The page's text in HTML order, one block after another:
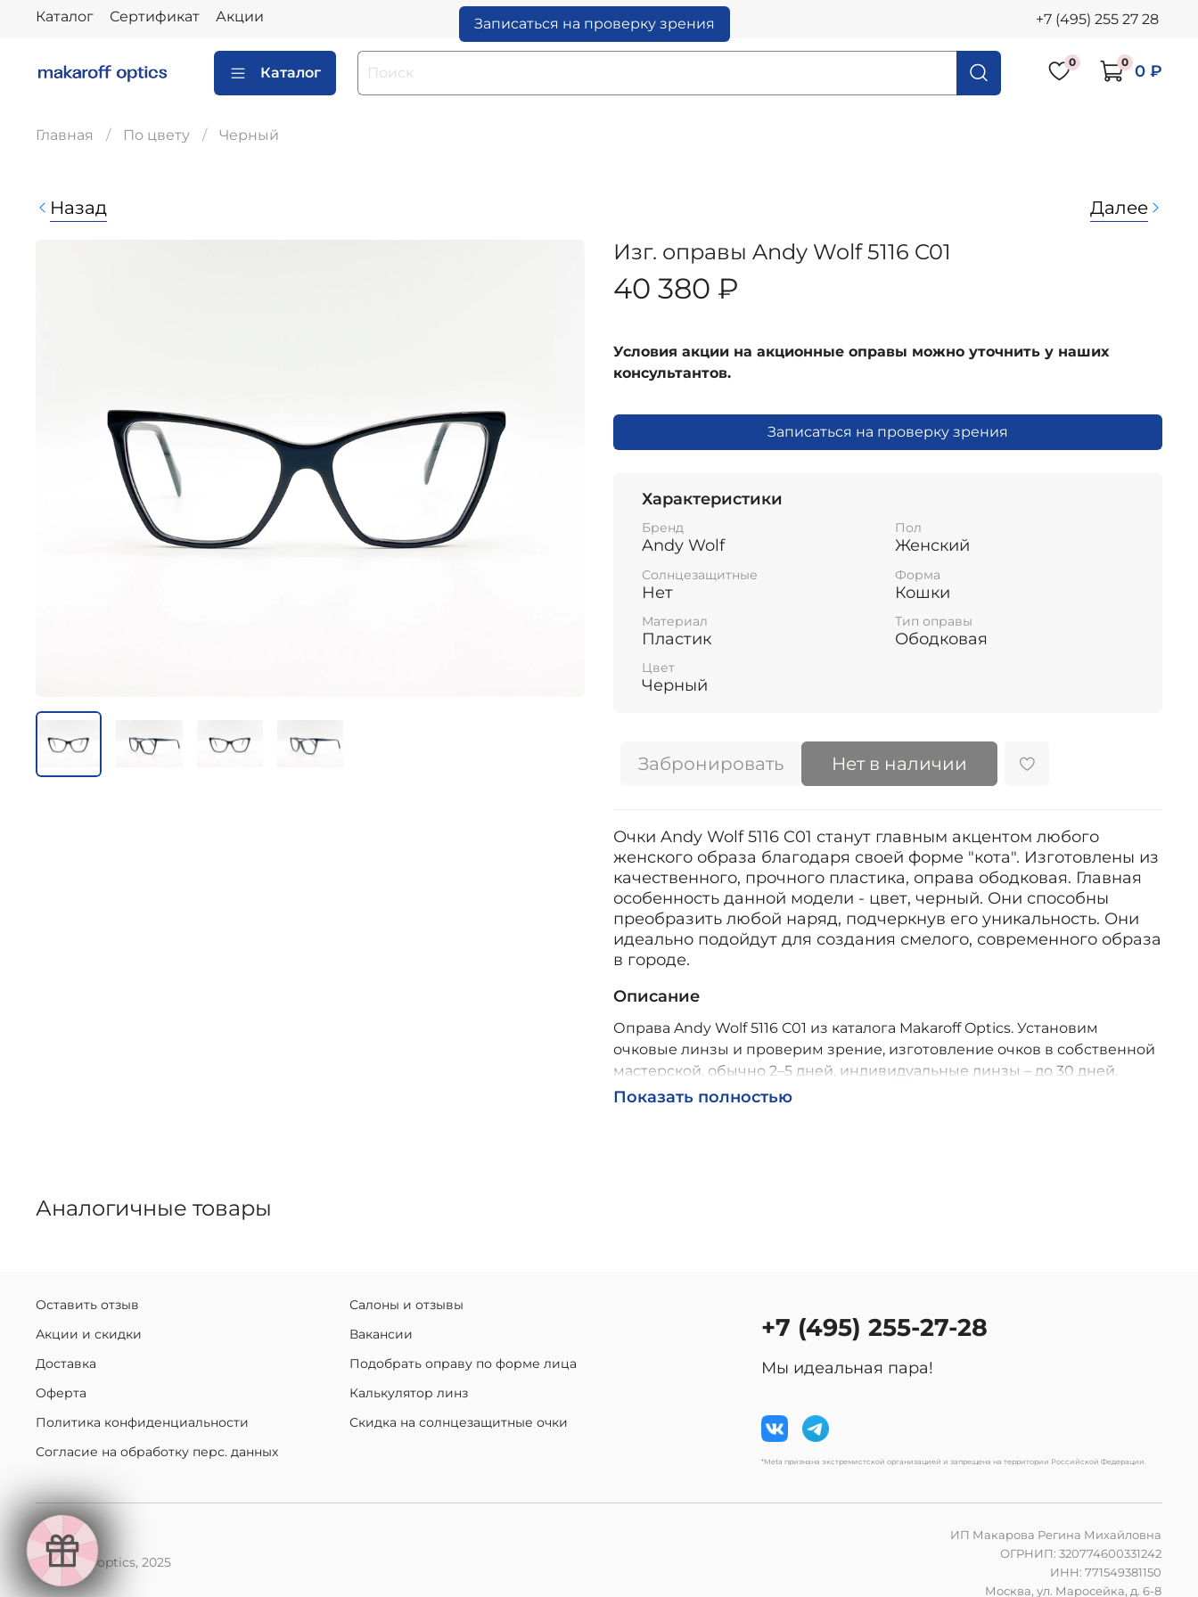
Каталог Сертификат Акции Записаться на проверку зрения +7 (495) 255 27 28
Каталог
0 0 0 ₽
Главная По цвету Черный
Назад Далее
Изг. оправы Andy Wolf 5116 C01
40 380 ₽
Условия акции на акционные оправы можно уточнить у наших
консультантов.
Записаться на проверку зрения
Характеристики
Бренд
Andy Wolf
Пол
Женский
Солнцезащитные
Нет
Форма
Кошки
Материал
Пластик
Тип оправы
Ободковая
Цвет
Черный
Забронировать Нет в наличии
Очки Andy Wolf 5116 C01 станут главным акцентом любого
женского образа благодаря своей форме "кота". Изготовлены из
качественного, прочного пластика, оправа ободковая. Главная
особенность данной модели - цвет, черный. Они способны
преобразить любой наряд, подчеркнув его уникальность. Они
идеально подойдут для создания смелого, современного образа
в городе.
Описание
Оправа Andy Wolf 5116 C01 из каталога Makaroff Optics. Установим
очковые линзы и проверим зрение, изготовление очков в собственной
мастерской, обычно 2–5 дней, индивидуальные линзы – до 30 дней.
Возможна доставка по России.
Показать полностью
Аналогичные товары
Оставить отзыв
Акции и скидки
Доставка
Оферта
Политика конфиденциальности
Согласие на обработку перс. данных
Салоны и отзывы
Вакансии
Подобрать оправу по форме лица
Калькулятор линз
Скидка на солнцезащитные очки
+7 (495) 255-27-28
Мы идеальная пара!
*Meta признана экстремистской организацией и запрещена на территории Российской Федерации.
makaroff optics, 2025
ИП Макарова Регина Михайловна
ОГРНИП: 320774600331242
ИНН: 771549381150
Москва, ул. Маросейка, д. 6-8